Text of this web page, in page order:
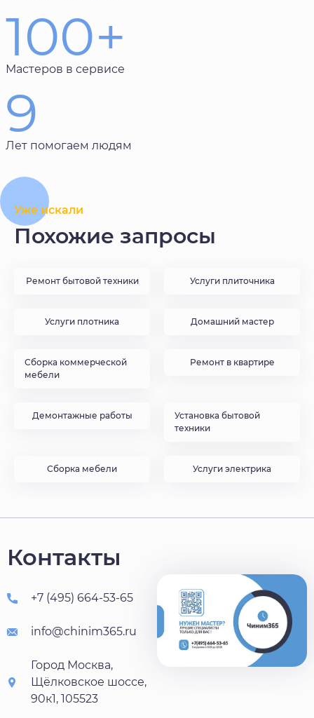
100+
Мастеров в сервисе
9
Лет помогаем людям
Уже искали
Похожие запросы
Ремонт бытовой техники Услуги плиточника
Услуги плотника Домашний мастер
Сборка коммерческой
мебели
Ремонт в квартире
Демонтажные работы
Установка бытовой
техники
Сборка мебели Услуги электрика
Контакты
+7 (495) 664-53-65
info@chinim365.ru
Город Москва,
Щёлковское шоссе,
90к1, 105523